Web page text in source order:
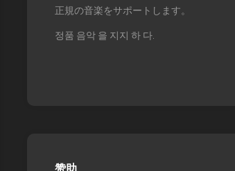
正規の音楽をサポートします。
정품 음악 을 지지 하 다.